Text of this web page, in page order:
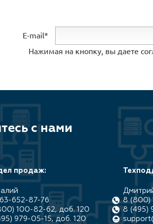
E-mail*
Нажимая на кнопку, вы даете
с нами
продаж:
652-87-76
100-82-62, доб. 120
979-05-15, доб. 120
8 (800)
8 (495)